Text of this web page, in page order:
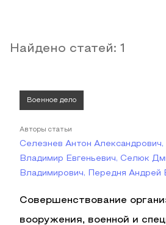
Найдено статей: 1
Военное дело
Авторы статьи
Селезнев Антон Александрович,
Владимир Евгеньевич, Селюк
Владимирович, Передня Андрей
Совершенствование
вооружения, военной и